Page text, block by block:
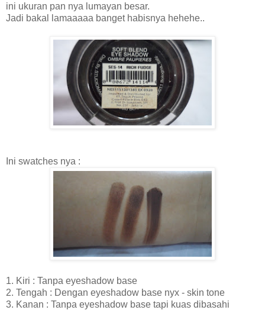
ini ukuran pan nya lumayan besar.
Jadi bakal lamaaaaa banget habisnya hehehe..
Ini swatches nya :
1. Kiri : Tanpa eyeshadow base
2. Tengah : Dengan eyeshadow base nyx - skin tone
3. Kanan : Tanpa eyeshadow base tapi kuas dibasahi